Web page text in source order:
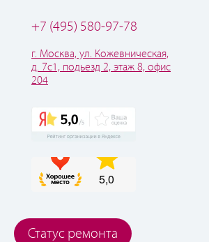
+7 (495) 580-97-78
г. Москва, ул. Кожевническая,
д. 7с1, подьезд 2, этаж 8, офис
204
Статус ремонта